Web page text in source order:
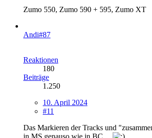
Zumo 550, Zumo 590 + 595, Zumo XT
Andi#87
Reaktionen
180
Beiträge
1.250
10. April 2024
#11
Das Markieren der Tracks und